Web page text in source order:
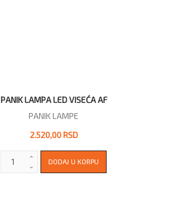
PANIK LAMPA LED VISEĆA AF
PANIK LAMPE
2.520,00 RSD